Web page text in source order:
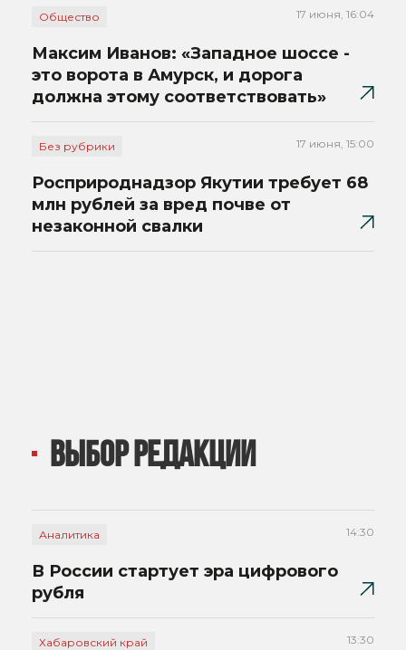
Общество 17 июня, 16:04
Максим Иванов: «Западное шоссе -
это ворота в Амурск, и дорога
должна этому соответствовать»
Без рубрики 17 июня, 15:00
Росприроднадзор Якутии требует 68
млн рублей за вред почве от
незаконной свалки
ВЫБОР РЕДАКЦИИ
Аналитика 14:30
В России стартует эра цифрового
рубля
Хабаровский край 13:30